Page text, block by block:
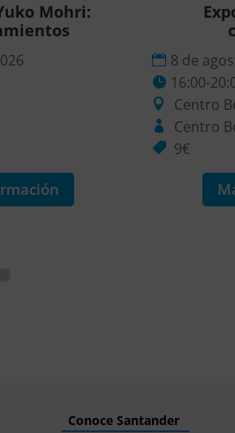
Mohri:
8 de
16:00-
Centro
Centro
9€
Conoce Santander